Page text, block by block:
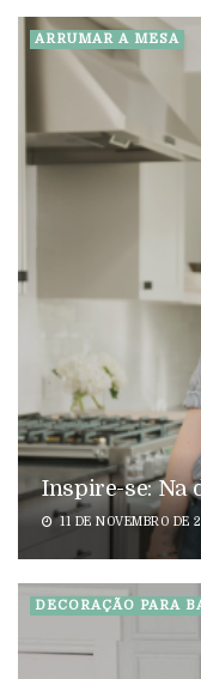
ARRUMAR A MESA
Inspire-se: Na
11 DE NOVEMBRO DE
DECORAÇÃO PARA